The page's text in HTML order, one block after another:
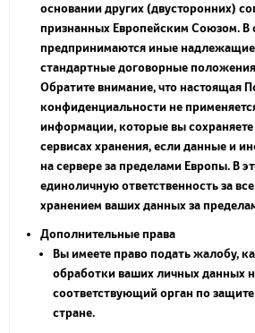
основании других (двусторонних)
признанных Европейским Союзом. В
предпринимаются иные
стандартные договорные
Обратите внимание, что настоящая
конфиденциальности не
информации, которые вы
сервисах хранения, если данные и
на сервере за пределами Европы. В
единоличную ответственность за
хранением ваших данных за
Дополнительные права
Вы имеете право подать жалобу,
обработки ваших личных данных
соответствующий орган по
стране.